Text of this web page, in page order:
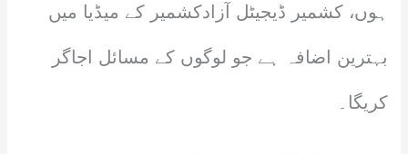
ہوں، کشمیر ڈیجیٹل آزادکشمیر کے میڈیا میں
بہترین اضافہ ہے جو لوگوں کے مسائل اجاگر
کریگا۔